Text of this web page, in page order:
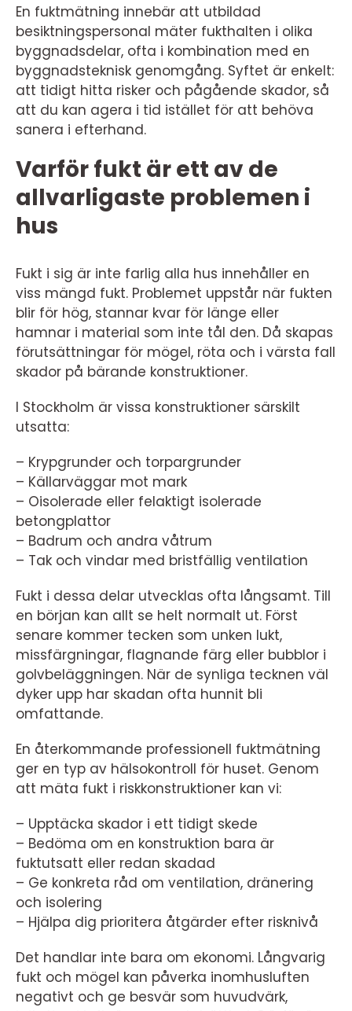
En fuktmätning innebär att utbildad
besiktningspersonal mäter fukthalten i olika
byggnadsdelar, ofta i kombination med en
byggnadsteknisk genomgång. Syftet är enkelt:
att tidigt hitta risker och pågående skador, så
att du kan agera i tid istället för att behöva
sanera i efterhand.
Varför fukt är ett av de
allvarligaste problemen i
hus
Fukt i sig är inte farlig alla hus innehåller en
viss mängd fukt. Problemet uppstår när fukten
blir för hög, stannar kvar för länge eller
hamnar i material som inte tål den. Då skapas
förutsättningar för mögel, röta och i värsta fall
skador på bärande konstruktioner.
I Stockholm är vissa konstruktioner särskilt
utsatta:
– Krypgrunder och torpargrunder
– Källarväggar mot mark
– Oisolerade eller felaktigt isolerade
betongplattor
– Badrum och andra våtrum
– Tak och vindar med bristfällig ventilation
Fukt i dessa delar utvecklas ofta långsamt. Till
en början kan allt se helt normalt ut. Först
senare kommer tecken som unken lukt,
missfärgningar, flagnande färg eller bubblor i
golvbeläggningen. När de synliga tecknen väl
dyker upp har skadan ofta hunnit bli
omfattande.
En återkommande professionell fuktmätning
ger en typ av hälsokontroll för huset. Genom
att mäta fukt i riskkonstruktioner kan vi:
– Upptäcka skador i ett tidigt skede
– Bedöma om en konstruktion bara är
fuktutsatt eller redan skadad
– Ge konkreta råd om ventilation, dränering
och isolering
– Hjälpa dig prioritera åtgärder efter risknivå
Det handlar inte bara om ekonomi. Långvarig
fukt och mögel kan påverka inomhusluften
negativt och ge besvär som huvudvärk,